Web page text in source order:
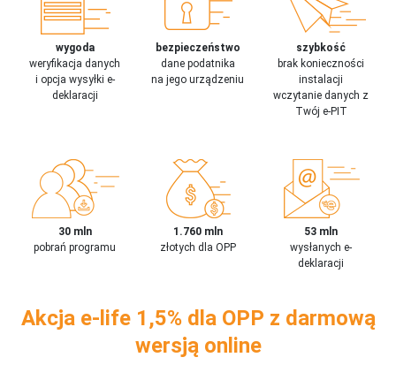
wygoda
weryfikacja danych
i opcja wysyłki e-
deklaracji
bezpieczeństwo
dane podatnika
na jego urządzeniu
szybkość
brak konieczności
instalacji
wczytanie danych z
Twój e-PIT
30 mln
pobrań programu
1.760 mln
złotych dla OPP
53 mln
wysłanych e-
deklaracji
Akcja e-life 1,5% dla OPP z darmową
wersją online